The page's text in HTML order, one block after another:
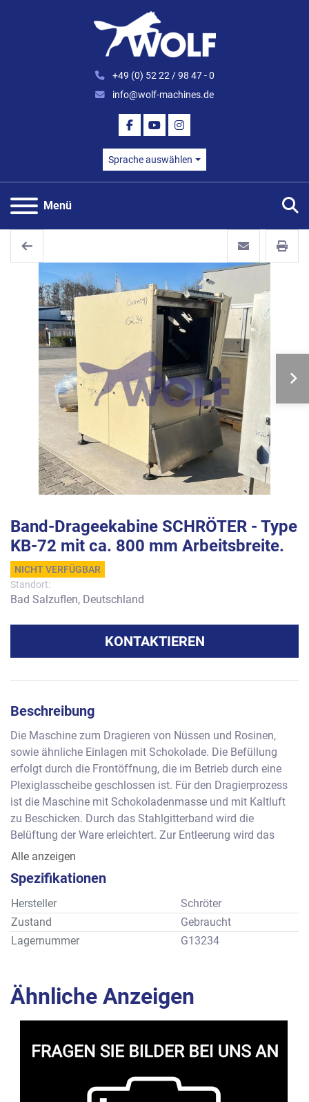
+49 (0) 52 22 / 98 47 - 0
info@wolf-machines.de
FACEBOOK
YOUTUBEINSTAGRAM
Sprache auswählen
Menü
Band-Drageekabine SCHRÖTER - Type
KB-72 mit ca. 800 mm Arbeitsbreite.
NICHT VERFÜGBAR
Standort:
Bad Salzuflen, Deutschland
KONTAKTIEREN
Beschreibung
Die Maschine zum Dragieren von Nüssen und Rosinen,
sowie ähnliche Einlagen mit Schokolade. Die Befüllung
erfolgt durch die Frontöffnung, die im Betrieb durch eine
Plexiglasscheibe geschlossen ist. Für den Dragierprozess
ist die Maschine mit Schokoladenmasse und mit Kaltluft
zu Beschicken. Durch das Stahlgitterband wird die
Belüftung der Ware erleichtert. Zur Entleerung wird das
Band umgeschaltet und die Produkte ausgeworfen.
und Überzug, abhängig auch von der installierten
Luftanlage.
Abmessungen: ca. 1.160 x 1.400 x 1.800 (2.700) mm
Nettogewicht : ca. 900 kg
Gitterbandbreite : ca. 900 mm
Ausrüstungsmerkmale vom Standard abweichen können.
Alle anzeigen
Spezifikationen
Hersteller
Schröter
Zustand
Gebraucht
Lagernummer
G13234
Ähnliche Anzeigen